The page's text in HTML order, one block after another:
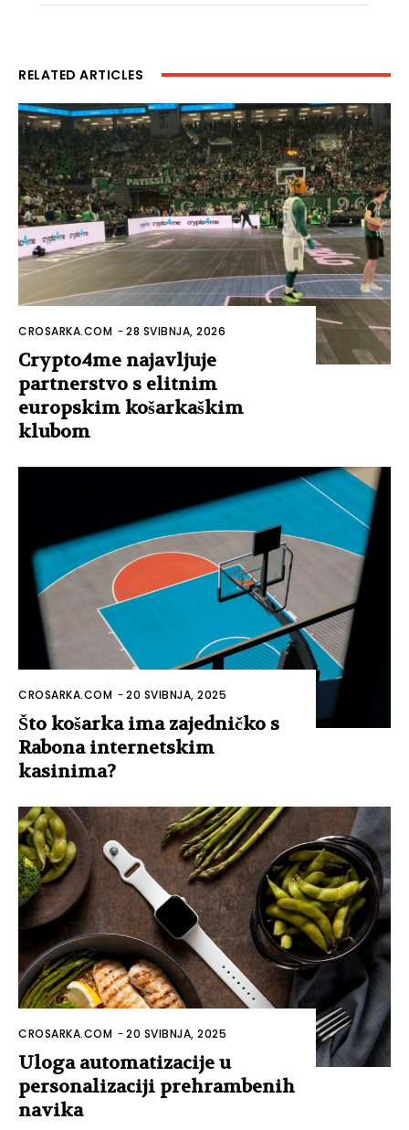
RELATED ARTICLES
CROSARKA.COM -28 SVIBNJA, 2026
Crypto4me najavljuje
partnerstvo s elitnim
europskim košarkaškim
klubom
CROSARKA.COM -20 SVIBNJA, 2025
Što košarka ima zajedničko s
Rabona internetskim
kasinima?
CROSARKA.COM -20 SVIBNJA, 2025
Uloga automatizacije u
personalizaciji prehrambenih
navika